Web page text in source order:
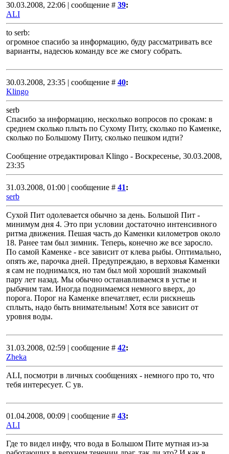
30.03.2008, 22:06 | сообщение # 39:
ALI
to serb:
огромное спасибо за информацию, буду рассматривать все
варианты, надесюь команду все же смогу собрать.
30.03.2008, 23:35 | сообщение # 40:
Klingo
serb
Спасибо за информацию, несколько вопросов по срокам: в
среднем сколько плыть по Сухому Питу, сколько по Каменке,
сколько по Большому Питу, сколько пешком идти?
Сообщение отредактировал Klingo - Воскресенье, 30.03.2008,
23:35
31.03.2008, 01:00 | сообщение # 41:
serb
Сухой Пит одолевается обычно за день. Большой Пит -
минимум дня 4. Это при условии достаточно интенсивного
ритма движения. Пешая часть до Каменки километров около
18. Ранее там был зимник. Теперь, конечно же все заросло.
По самой Каменке - все зависит от клева рыбы. Оптимально,
опять же, парочка дней. Предупреждаю, в верховья Каменки
я сам не поднимался, но там был мой хороший знакомый
пару лет назад. Мы обычно останавливаемся в устье и
рыбачим там. Иногда поднимаемся немного вверх, до
порога. Порог на Каменке впечатляет, если рискнешь
сплыть, надо быть внимательным! Хотя все зависит от
уровня воды.
31.03.2008, 02:59 | сообщение # 42:
Zheka
ALI, посмотри в личных сообщениях - немного про то, что
тебя интересует. С ув.
01.04.2008, 00:09 | сообщение # 43:
ALI
Где то видел инфу, что вода в Большом Пите мутная из-за